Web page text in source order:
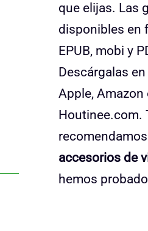
que elijas. Las
disponibles en
EPUB, mobi y
Descárgalas
Apple, Amazon
Houtinee.com.
accesorios de
hemos